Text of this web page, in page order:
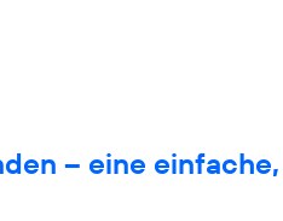
– eine